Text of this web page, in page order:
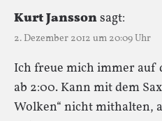
Kurt Janssonsagt:
2. Dezember 2012 um 20:09 Uhr
Ich freue mich immer auf
ab 2:00. Kann mit dem
Wolken“ nicht mithalten,